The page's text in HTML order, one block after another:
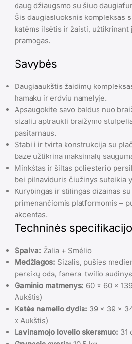
daug džiaugsmo su šiuo
Šis daugiasluoksnis kompleksas
katėms ilsėtis ir žaisti, užtikrinant
pramogas.
Savybės
Daugiaaukštis žaidimų
hamaku ir erdviu namelyje.
Apsaugokite savo baldus nuo
sizaliu aptraukti braižymo
pasitarnaus.
Stabili ir tvirta konstrukcija su
baze užtikrina maksimalų
Minkštas ir šiltas poliesterio
bei pilnaviduris čiužinys suteikia
Kūrybingas ir stilingas dizainas
primenančiomis platformomis –
akcentas.
Techninės
Spalva: Žalia + Smėlio
Medžiagos: Sizalis, pušies
persikų oda, fanera, twilio
Gaminio matmenys: 60 x 60 x
Aukštis)
Katės namelio dydis: 39 x 39 x
x Aukštis)
Lavinamojo lovelio skersmuo: 31